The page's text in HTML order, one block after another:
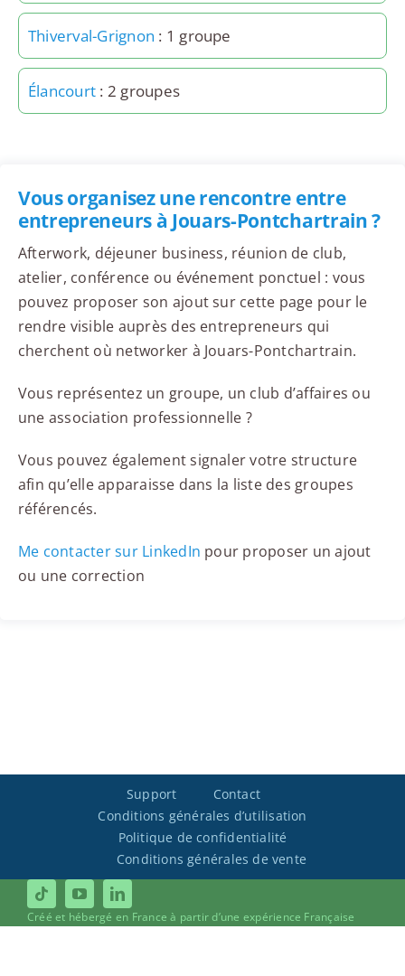
Thiverval-Grignon : 1 groupe
Élancourt : 2 groupes
Vous organisez une rencontre entre
entrepreneurs à Jouars-Pontchartrain ?
Afterwork, déjeuner business, réunion de club,
atelier, conférence ou événement ponctuel : vous
pouvez proposer son ajout sur cette page pour le
rendre visible auprès des entrepreneurs qui
cherchent où networker à Jouars-Pontchartrain.
Vous représentez un groupe, un club d’affaires ou
une association professionnelle ?
Vous pouvez également signaler votre structure
afin qu’elle apparaisse dans la liste des groupes
référencés.
Me contacter sur LinkedIn pour proposer un ajout
ou une correction
Support
Contact
Conditions générales d’utilisation
Politique de confidentialité
Conditions générales de vente
Créé et hébergé en France à partir d’une expérience Française